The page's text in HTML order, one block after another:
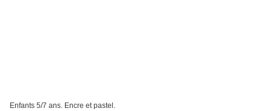
Enfants 5/7 ans. Encre et pastel.